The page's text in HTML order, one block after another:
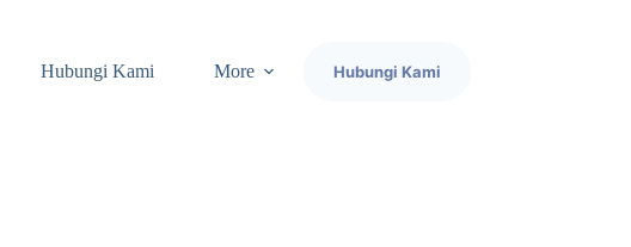
Hubungi Kami More Hubungi Kami